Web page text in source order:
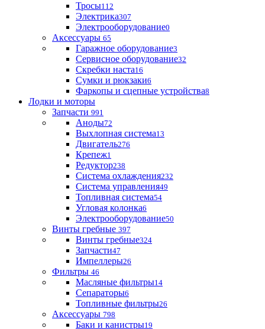
Тросы112
Электрика307
Электрооборудование0
Аксессуары 65
Гаражное оборудование3
Сервисное оборудование32
Скребки наста16
Сумки и рюкзаки6
Фаркопы и сцепные устройства8
Лодки и моторы
Запчасти 991
Аноды72
Выхлопная система13
Двигатель276
Крепеж1
Редуктор238
Система охлаждения232
Система управления49
Топливная система54
Угловая колонка6
Электрооборудование50
Винты гребные 397
Винты гребные324
Запчасти47
Импеллеры26
Фильтры 46
Масляные фильтры14
Сепараторы6
Топливные фильтры26
Аксессуары 798
Баки и канистры19